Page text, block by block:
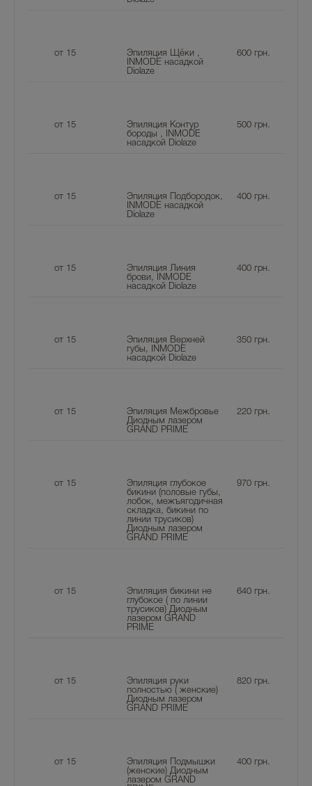
от 15
Эпиляция Щёки ,
INMODE насадкой
Diolaze
600грн.
от 15
Эпиляция Контур
бороды , INMODE
насадкой Diolaze
500грн.
от 15
Эпиляция Подбородок,
INMODE насадкой
Diolaze
400грн.
от 15
Эпиляция Линия
брови, INMODE
насадкой Diolaze
400грн.
от 15
Эпиляция Верхней
губы, INMODE
насадкой Diolaze
350грн.
от 15
Эпиляция Межбровье
Диодным лазером
GRAND PRIME
220грн.
от 15
Эпиляция глубокое
бикини (половые губы,
лобок, межъягодичная
складка, бикини по
линии трусиков)
Диодным лазером
GRAND PRIME
970грн.
от 15
Эпиляция бикини не
глубокое ( по линии
трусиков) Диодным
лазером GRAND
PRIME
640грн.
от 15
Эпиляция руки
полностью ( женские)
Диодным лазером
GRAND PRIME
820грн.
от 15
Эпиляция Подмышки
(женские) Диодным
лазером GRAND
400грн.